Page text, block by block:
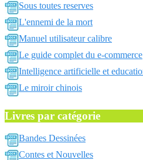
Sous toutes reserves
L'ennemi de la mort
Manuel utilisateur calibre
Le guide complet du e-commerce
Intelligence artificielle et
Le miroir chinois
Livres par catégorie
Bandes Dessinées
Contes et Nouvelles